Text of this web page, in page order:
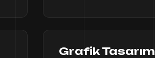
Grafik Tasarım